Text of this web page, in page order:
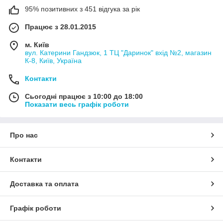
95% позитивних з 451 відгука за рік
Працює з 28.01.2015
м. Київ
вул. Катерини Гандзюк, 1 ТЦ "Даринок" вхід №2, магазин
К-8, Київ, Україна
Контакти
Сьогодні працює з 10:00 до 18:00
Показати весь графік роботи
Про нас
Контакти
Доставка та оплата
Графік роботи